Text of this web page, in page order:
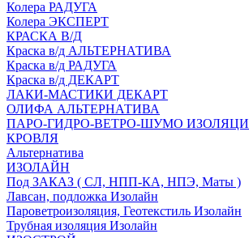
Колера РАДУГА
Колера ЭКСПЕРТ
КРАСКА В/Д
Краска в/д АЛЬТЕРНАТИВА
Краска в/д РАДУГА
Краска в/д ДЕКАРТ
ЛАКИ-МАСТИКИ ДЕКАРТ
ОЛИФА АЛЬТЕРНАТИВА
ПАРО-ГИДРО-ВЕТРО-ШУМО
КРОВЛЯ
Альтернатива
ИЗОЛАЙН
Под ЗАКАЗ ( СЛ, НПП-КА, НПЭ, Маты )
Лавсан, подложка Изолайн
Пароветроизоляция, Геотекстиль Изолайн
Трубная изоляция Изолайн